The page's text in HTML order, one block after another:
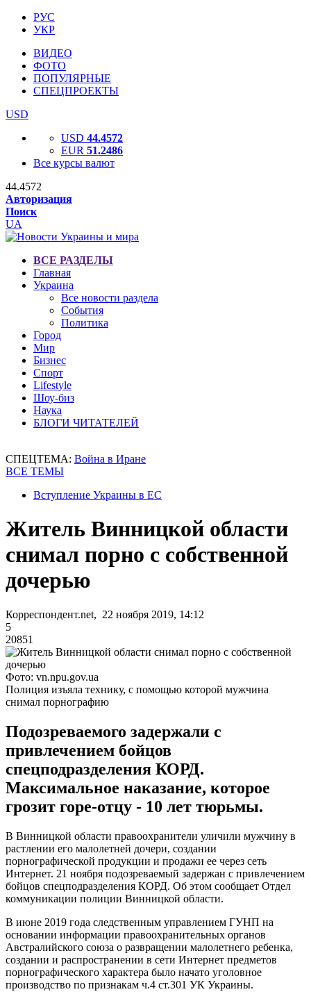
РУС
УКР
ВИДЕО
ФОТО
ПОПУЛЯРНЫЕ
СПЕЦПРОЕКТЫ
USD
USD 44.4572
EUR 51.2486
Все курсы валют
44.4572
Авторизация
Поиск
UA
ВСЕ РАЗДЕЛЫ
Главная
Украина
Все новости раздела
События
Политика
Город
Мир
Бизнес
Спорт
Lifestyle
Шоу-биз
Наука
БЛОГИ ЧИТАТЕЛЕЙ
СПЕЦТЕМА: Война в Иране
ВСЕ ТЕМЫ
Вступление Украины в ЕС
Житель Винницкой области
снимал порно с собственной
дочерью
Корреспондент.net, 22 ноября 2019, 14:12
5
20851
Фото: vn.npu.gov.ua
Полиция изъяла технику, с помощью которой мужчина
снимал порнографию
Подозреваемого задержали с
привлечением бойцов
спецподразделения КОРД.
Максимальное наказание, которое
грозит горе-отцу - 10 лет тюрьмы.
В Винницкой области правоохранители уличили мужчину в
растлении его малолетней дочери, создании
порнографической продукции и продажи ее через сеть
Интернет. 21 ноября подозреваемый задержан с привлечением
бойцов спецподразделения КОРД. Об этом сообщает Отдел
коммуникации полиции Винницкой области.
В июне 2019 года следственным управлением ГУНП на
основании информации правоохранительных органов
Австралийского союза о развращении малолетнего ребенка,
создании и распространении в сети Интернет предметов
порнографического характера было начато уголовное
производство по признакам ч.4 ст.301 УК Украины.